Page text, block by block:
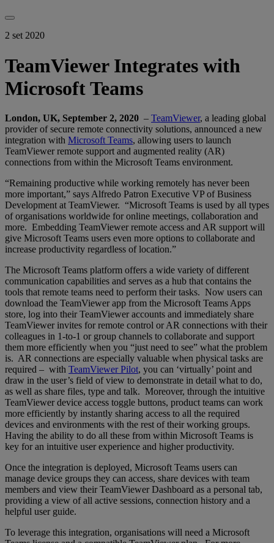
2 set 2020
TeamViewer Integrates with
Microsoft Teams
London, UK, September 2, 2020 – TeamViewer, a leading global
provider of secure remote connectivity solutions, announced a new
integration with Microsoft Teams, allowing users to launch
TeamViewer remote support and augmented reality (AR)
connections from within the Microsoft Teams environment.
“Remaining productive while working remotely has never been
more important,” says Alfredo Patron Executive VP of Business
Development at TeamViewer. “Microsoft Teams is used by all types
of organisations worldwide for online meetings, collaboration and
more. Embedding TeamViewer remote access and AR support will
give Microsoft Teams users even more options to collaborate and
increase productivity regardless of location.”
The Microsoft Teams platform offers a wide variety of different
communication capabilities and serves as a hub that contains the
tools that remote teams need to perform their tasks. Now users can
download the TeamViewer app from the Microsoft Teams Apps
store, log into their TeamViewer accounts and immediately share
TeamViewer invites for remote control or AR connections with their
colleagues in 1-to-1 or group channels to collaborate and support
them more efficiently when you “just need to see” what the problem
is. AR connections are especially valuable when physical tasks are
required – with TeamViewer Pilot, you can ‘virtually’ point and
draw in the user’s field of view to demonstrate in detail what to do,
as well as share files, type and talk. Moreover, through the intuitive
TeamViewer device access toggle buttons, product teams can work
more efficiently by instantly sharing access to all the required
devices and environments with the rest of their working groups.
Having the ability to do all these from within Microsoft Teams is
key for an intuitive user experience and higher productivity.
Once the integration is deployed, Microsoft Teams users can
manage device groups they can access, share devices with team
members and view their TeamViewer Dashboard as a personal tab,
providing a view of all active sessions, connection history and a
helpful user guide.
To leverage this integration, organisations will need a Microsoft